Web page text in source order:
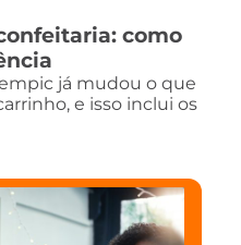
como
já mudou o que
e isso inclui os